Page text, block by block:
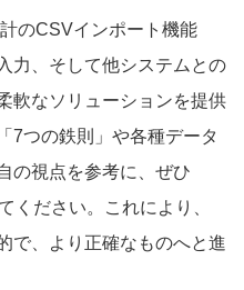
のCSVインポート機能
力、そして他システムとの
軟なソリューションを提供
7つの鉄則」や各種データ
の視点を参考に、ぜひ
ください。これにより、
で、より正確なものへと進